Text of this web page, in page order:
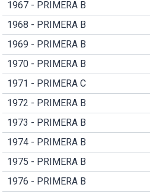
1967 - PRIMERA B
1968 - PRIMERA B
1969 - PRIMERA B
1970 - PRIMERA B
1971 - PRIMERA C
1972 - PRIMERA B
1973 - PRIMERA B
1974 - PRIMERA B
1975 - PRIMERA B
1976 - PRIMERA B